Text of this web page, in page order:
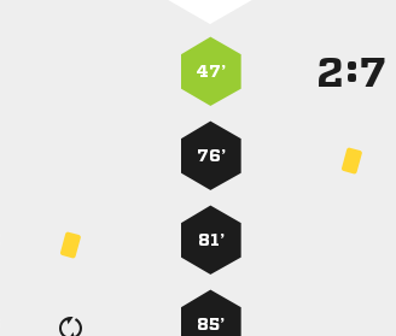
47’ :
76’
81’
85’